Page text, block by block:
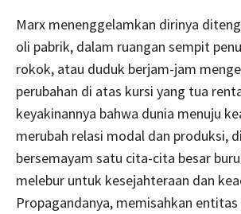
Marx menenggelamkan dirinya
oli pabrik, dalam ruangan sempit
rokok, atau duduk berjam-jam
perubahan di atas kursi yang tua
keyakinannya bahwa dunia menuju
merubah relasi modal dan produksi,
bersemayam satu cita-cita besar
melebur untuk kesejahteraan dan
Propagandanya, memisahkan entitas